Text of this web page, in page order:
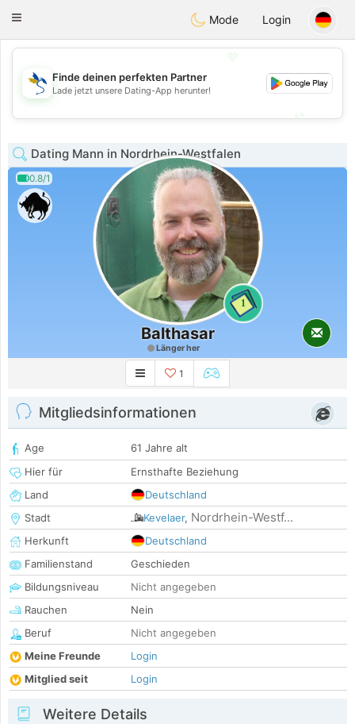
SvenskaDating
Toggle
Mode Login
💖
💕
Finde deinen perfekten Partner
Lade jetzt unsere Dating-App herunter!
Dating Mann in Nordrhein-Westfalen
0.8/1
1
Balthasar
Länger her
1
Mitgliedsinformationen
Age
61 Jahre alt
Hier für
Ernsthafte Beziehung
Land
Deutschland
Stadt
Kevelaer, Nordrhein-Westf...
Herkunft
Deutschland
Familienstand
Geschieden
Bildungsniveau
Nicht angegeben
Rauchen
Nein
Beruf
Nicht angegeben
Meine Freunde
Login
Mitglied seit
Login
Weitere Details